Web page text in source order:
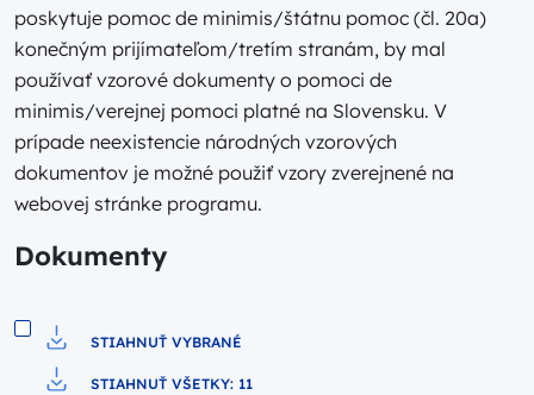
poskytuje pomoc de minimis/štátnu pomoc (čl. 20a)
konečným prijímateľom/tretím stranám, by mal
používať vzorové dokumenty o pomoci de
minimis/verejnej pomoci platné na Slovensku. V
prípade neexistencie národných vzorových
dokumentov je možné použiť vzory zverejnené na
webovej stránke programu.
Dokumenty
Pobierz do pliku
STIAHNUŤ VYBRANÉ
STIAHNUŤ VŠETKY: 11